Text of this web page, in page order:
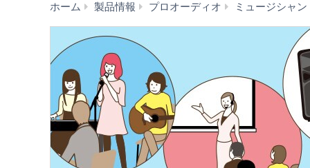
ホーム 製品情報 プロオーディオ ミュージシャ